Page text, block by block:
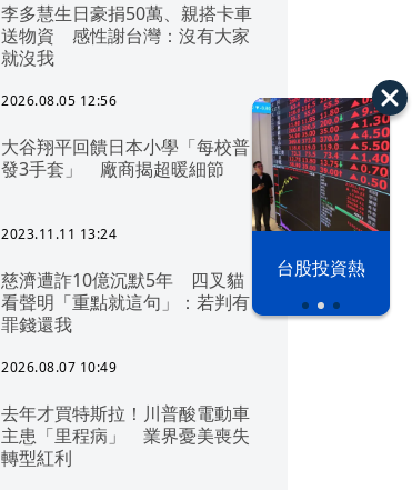
漢光42演習 台股投資熱
李多慧生日豪捐50萬、親搭卡車
送物資 感性謝台灣：沒有大家
就沒我
2026.08.05 12:56
大谷翔平回饋日本小學「每校普
發3手套」 廠商揭超暖細節
2023.11.11 13:24
慈濟遭詐10億沉默5年 四叉貓
看聲明「重點就這句」：若判有
罪錢還我
2026.08.07 10:49
去年才買特斯拉！川普酸電動車
主患「里程病」 業界憂美喪失
轉型紅利